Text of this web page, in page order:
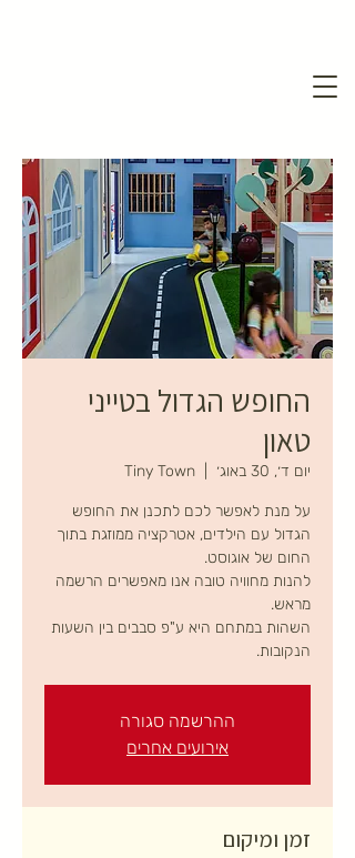
החופש הגדול בטייני
טאון
יום ד׳, 30 באוג׳ Tiny Town
על מנת לאפשר לכם לתכנן את החופש
הגדול עם הילדים, אטרקציה ממוזגת בתוך
להנות מחוויה טובה אנו מאפשרים הרשמה
השהות במתחם היא ע"פ סבבים בין השעות
הנקובות.
ההרשמה סגורה
אירועים אחרים
זמן ומיקום